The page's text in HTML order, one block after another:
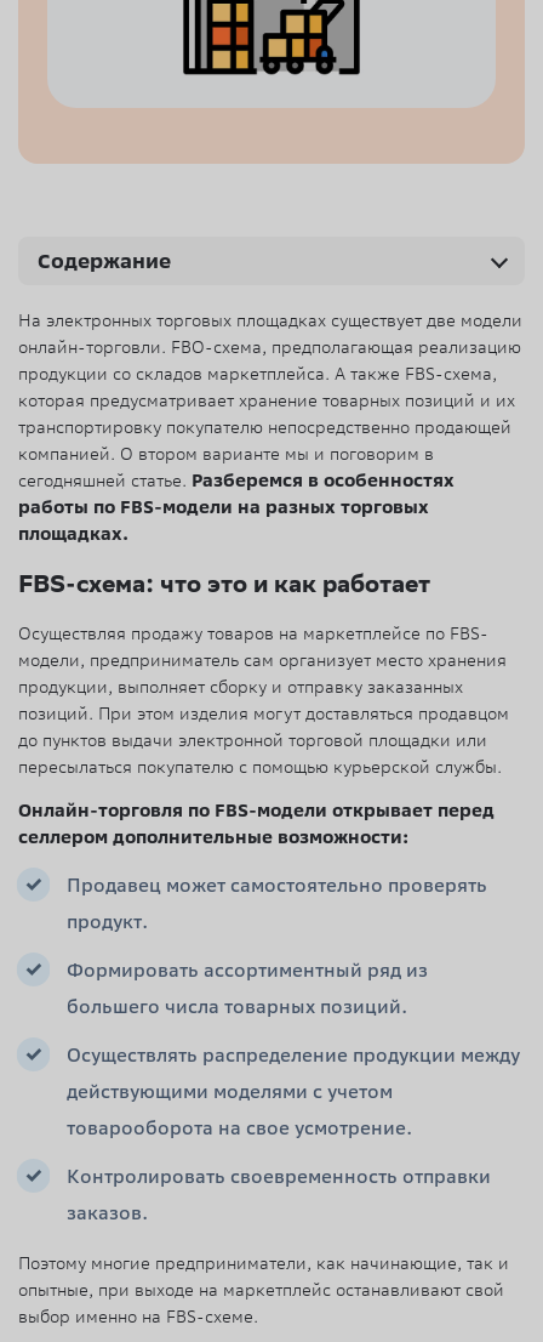
На электронных торговых площадках существует две модели
онлайн-торговли. FBO-схема, предполагающая реализацию
продукции со складов маркетплейса. А также FBS-схема,
которая предусматривает хранение товарных позиций и их
транспортировку покупателю непосредственно продающей
компанией. О втором варианте мы и поговорим в
сегодняшней статье. Разберемся в особенностях
работы по FBS-модели на разных торговых
площадках.
FBS-схема: что это и как работает
Осуществляя продажу товаров на маркетплейсе по FBS-
модели, предприниматель сам организует место хранения
продукции, выполняет сборку и отправку заказанных
позиций. При этом изделия могут доставляться продавцом
до пунктов выдачи электронной торговой площадки или
пересылаться покупателю с помощью курьерской службы.
Онлайн-торговля по FBS-модели открывает перед
селлером дополнительные возможности:
Продавец может самостоятельно проверять
продукт.
Формировать ассортиментный ряд из
большего числа товарных позиций.
Осуществлять распределение продукции между
действующими моделями с учетом
товарооборота на свое усмотрение.
Контролировать своевременность отправки
заказов.
Поэтому многие предприниматели, как начинающие, так и
опытные, при выходе на маркетплейс останавливают свой
выбор именно на FBS-схеме.
Содержание